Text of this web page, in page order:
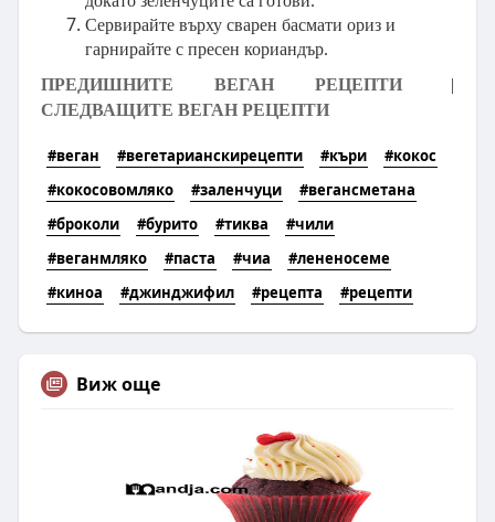
Сервирайте върху сварен басмати ориз и
гарнирайте с пресен кориандър.
ПРЕДИШНИТЕ ВЕГАН РЕЦЕПТИ
|
СЛЕДВАЩИТЕ ВЕГАН РЕЦЕПТИ
#веган #вегетарианскирецепти #къри
#кокос
#кокосовомляко
#заленчуци
#вегансметана
#броколи
#бурито #тиква
#чили
#веганмляко
#паста #чиа
#лененосеме
#киноа
#джинджифил #рецепта #рецепти
Виж още